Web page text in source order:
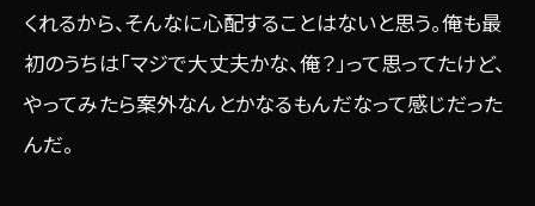
くれるから、そんなに心配することはないと思う。俺も最
初のうちは「マジで大丈夫かな、俺？」って思ってたけど、
やってみたら案外なんとかなるもんだなって感じだった
んだ。